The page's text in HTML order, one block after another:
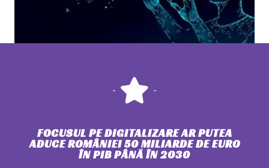
FOCUSUL PE DIGITALIZARE AR PUTEA
ADUCE ROMÂNIEI 50 MILIARDE DE EURO
ÎN PIB PÂNĂ ÎN 2030